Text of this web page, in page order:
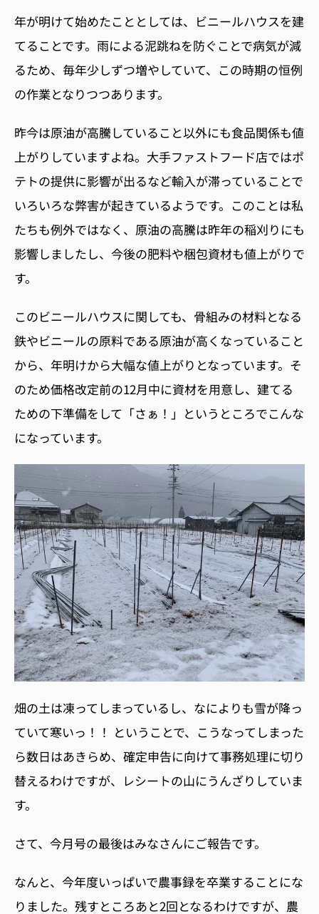
年が明けて始めたこととしては、ビニールハウスを建
てることです。雨による泥跳ねを防ぐことで病気が減
るため、毎年少しずつ増やしていて、この時期の恒例
の作業となりつつあります。
昨今は原油が高騰していること以外にも食品関係も値
上がりしていますよね。大手ファストフード店ではポ
テトの提供に影響が出るなど輸入が滞っていることで
いろいろな弊害が起きているようです。このことは私
たちも例外ではなく、原油の高騰は昨年の稲刈りにも
影響しましたし、今後の肥料や梱包資材も値上がりで
す。
このビニールハウスに関しても、骨組みの材料となる
鉄やビニールの原料である原油が高くなっていること
から、年明けから大幅な値上がりとなっています。そ
のため価格改定前の12月中に資材を用意し、建てる
ための下準備をして「さぁ！」というところでこんな
になっています。
畑の土は凍ってしまっているし、なによりも雪が降っ
ていて寒いっ！！ ということで、こうなってしまった
ら数日はあきらめ、確定申告に向けて事務処理に切り
替えるわけですが、レシートの山にうんざりしていま
す。
さて、今月号の最後はみなさんにご報告です。
なんと、今年度いっぱいで農事録を卒業することにな
りました。残すところあと2回となるわけですが、農